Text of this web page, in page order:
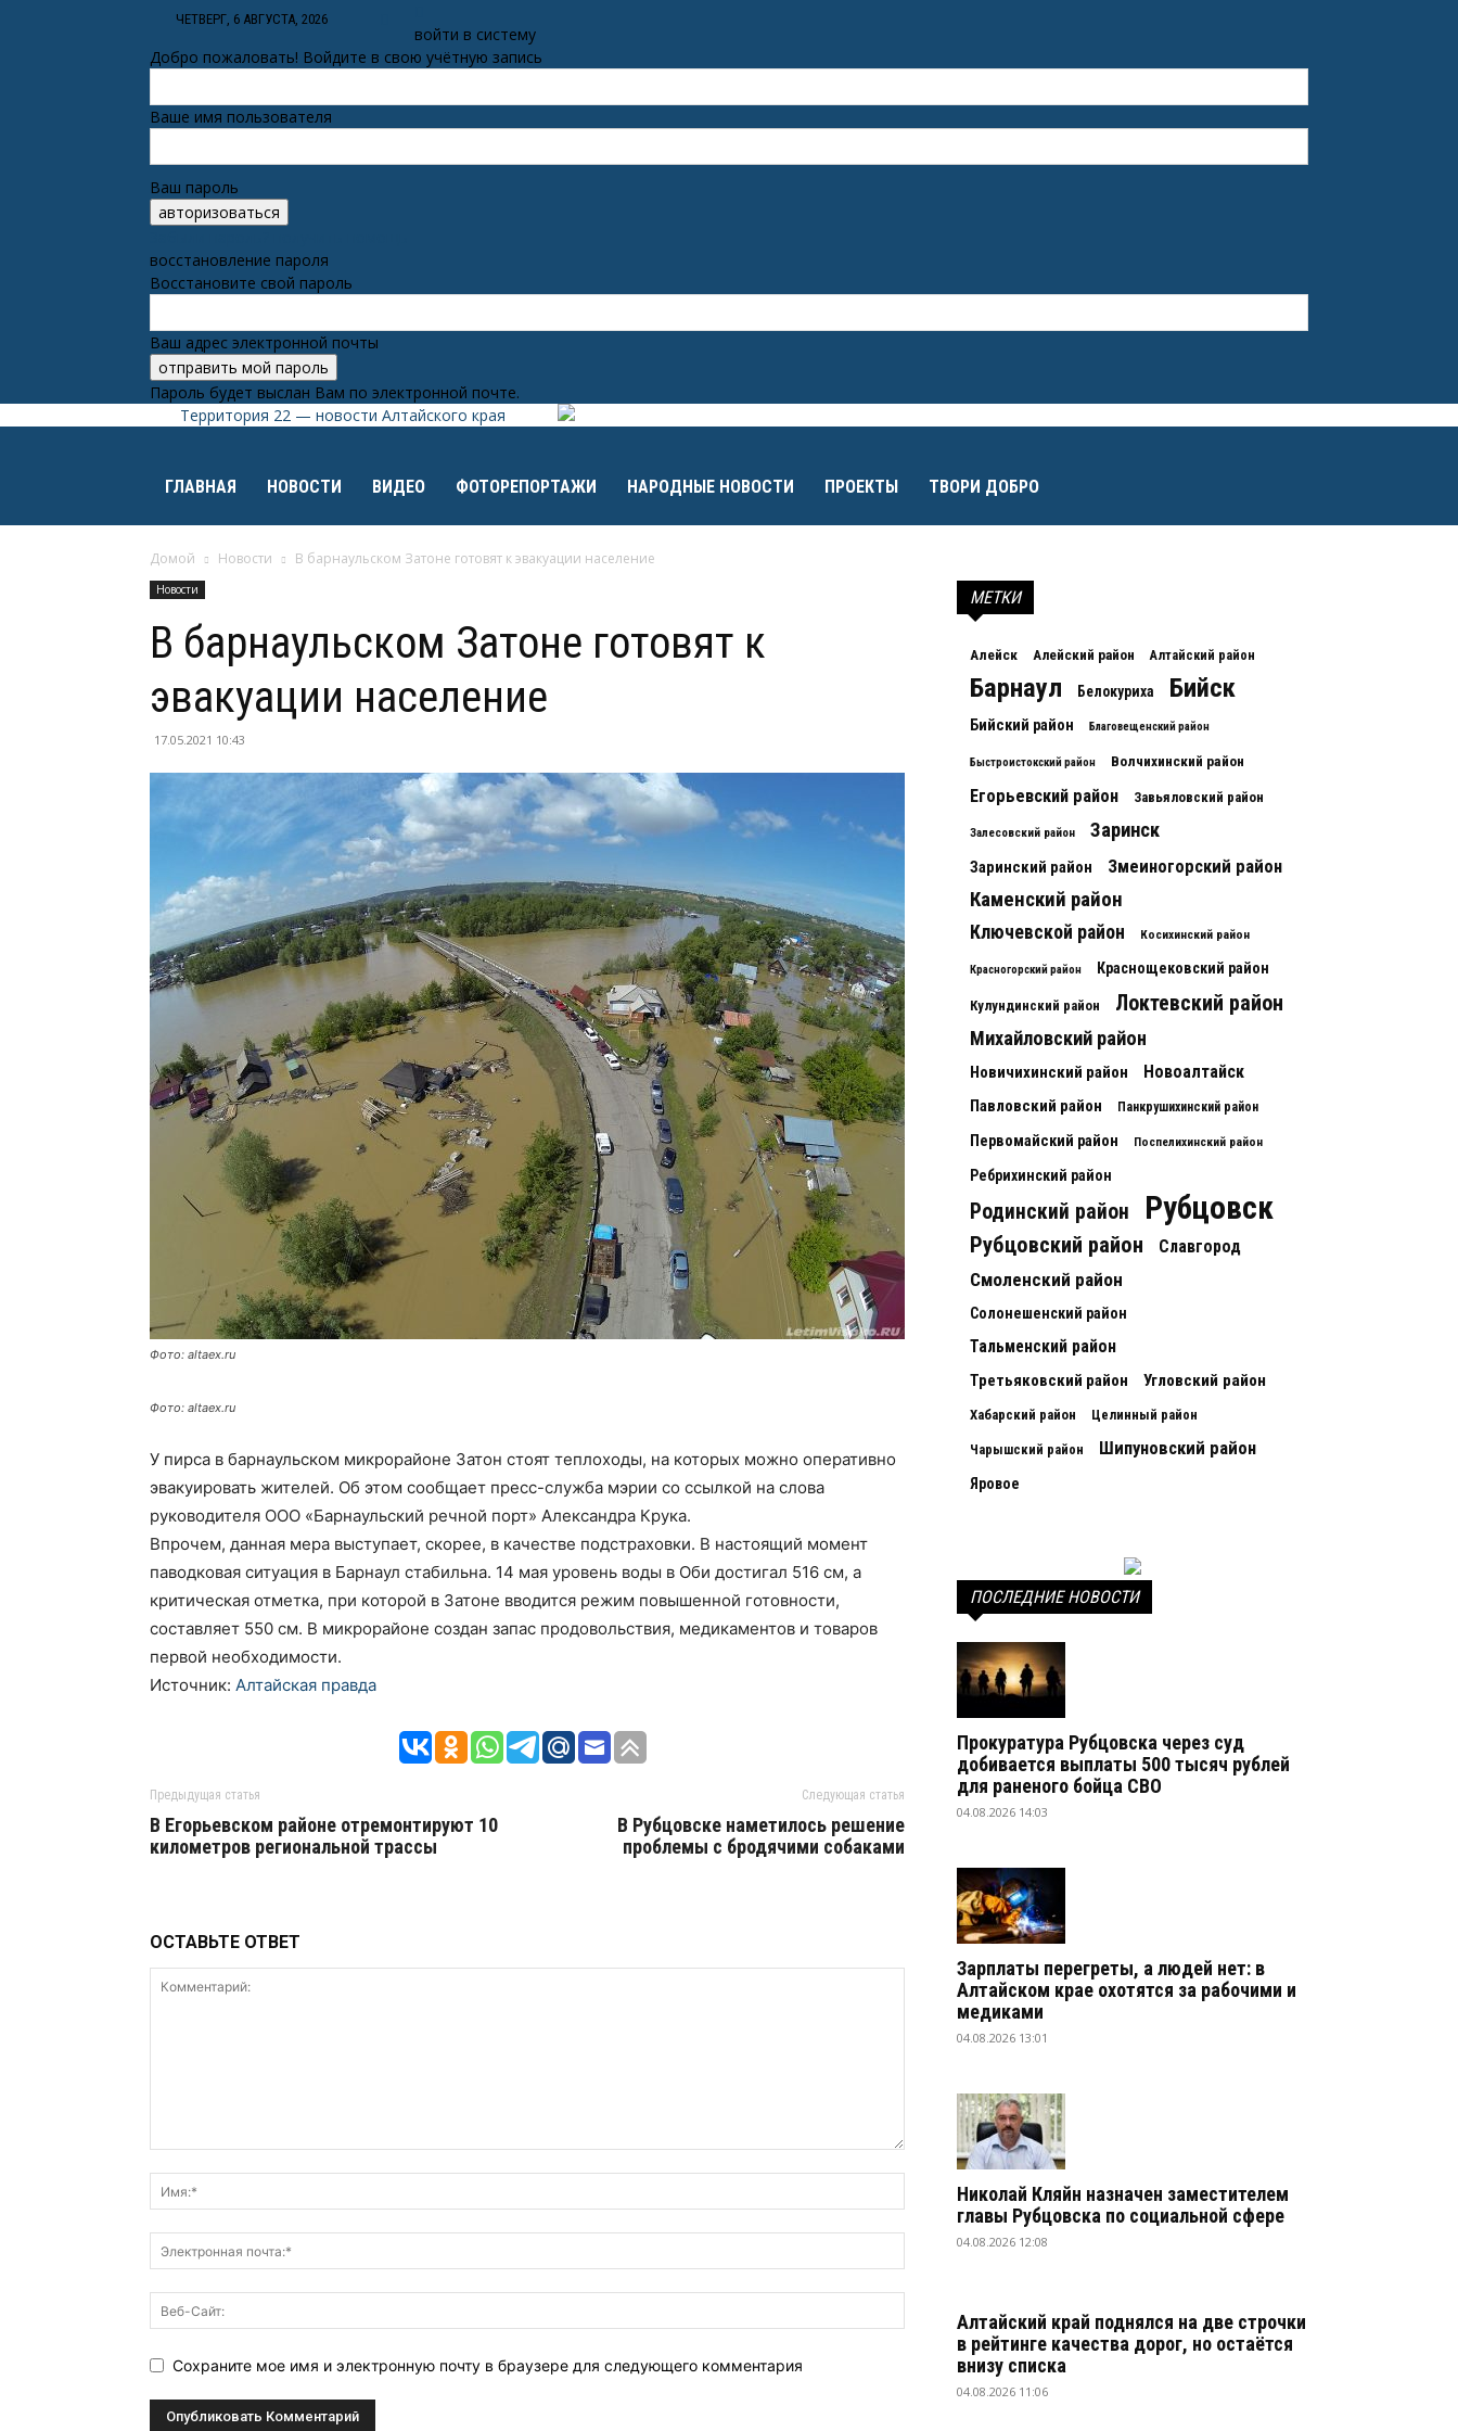
ЧЕТВЕРГ, 6 АВГУСТА, 2026
войти в систему
Добро пожаловать! Войдите в свою учётную запись
Ваше имя пользователя
Ваш пароль
восстановление пароля
Восстановите свой пароль
Ваш адрес электронной почты
Пароль будет выслан Вам по электронной почте.
Территория 22 — новости Алтайского края
ГЛАВНАЯ НОВОСТИ ВИДЕО ФОТОРЕПОРТАЖИ НАРОДНЫЕ НОВОСТИ ПРОЕКТЫ ТВОРИ ДОБРО
Домой Новости В барнаульском Затоне готовят к эвакуации население
Новости
В барнаульском Затоне готовят к
эвакуации население
17.05.2021 10:43
Фото: altaex.ru
Фото: altaex.ru
У пирса в барнаульском микрорайоне Затон стоят теплоходы, на которых можно оперативно
эвакуировать жителей. Об этом сообщает пресс-служба мэрии со ссылкой на слова
руководителя ООО «Барнаульский речной порт» Александра Крука.
Впрочем, данная мера выступает, скорее, в качестве подстраховки. В настоящий момент
паводковая ситуация в Барнаул стабильна. 14 мая уровень воды в Оби достигал 516 см, а
критическая отметка, при которой в Затоне вводится режим повышенной готовности,
составляет 550 см. В микрорайоне создан запас продовольствия, медикаментов и товаров
первой необходимости.
Источник: Алтайская правда
Предыдущая статья
В Егорьевском районе отремонтируют 10
километров региональной трассы
Следующая статья
В Рубцовске наметилось решение
проблемы с бродячими собаками
ОСТАВЬТЕ ОТВЕТ
Сохраните мое имя и электронную почту в браузере для следующего комментария
МЕТКИ
Алейск Алейский район Алтайский район
Барнаул Белокуриха Бийск
Бийский район Благовещенский район
Быстроистокский район Волчихинский район
Егорьевский район Завьяловский район
Залесовский район Заринск
Заринский район Змеиногорский район
Каменский район
Ключевской район Косихинский район
Красногорский район Краснощековский район
Кулундинский район Локтевский район
Михайловский район
Новичихинский район Новоалтайск
Павловский район Панкрушихинский район
Первомайский район Поспелихинский район
Ребрихинский район
Родинский район Рубцовск
Рубцовский район Славгород
Смоленский район
Солонешенский район
Тальменский район
Третьяковский район Угловский район
Хабарский район Целинный район
Чарышский район Шипуновский район
Яровое
ПОСЛЕДНИЕ НОВОСТИ
Прокуратура Рубцовска через суд
добивается выплаты 500 тысяч рублей
для раненого бойца СВО
04.08.2026 14:03
Зарплаты перегреты, а людей нет: в
Алтайском крае охотятся за рабочими и
медиками
04.08.2026 13:01
Николай Кляйн назначен заместителем
главы Рубцовска по социальной сфере
04.08.2026 12:08
Алтайский край поднялся на две строчки
в рейтинге качества дорог, но остаётся
внизу списка
04.08.2026 11:06